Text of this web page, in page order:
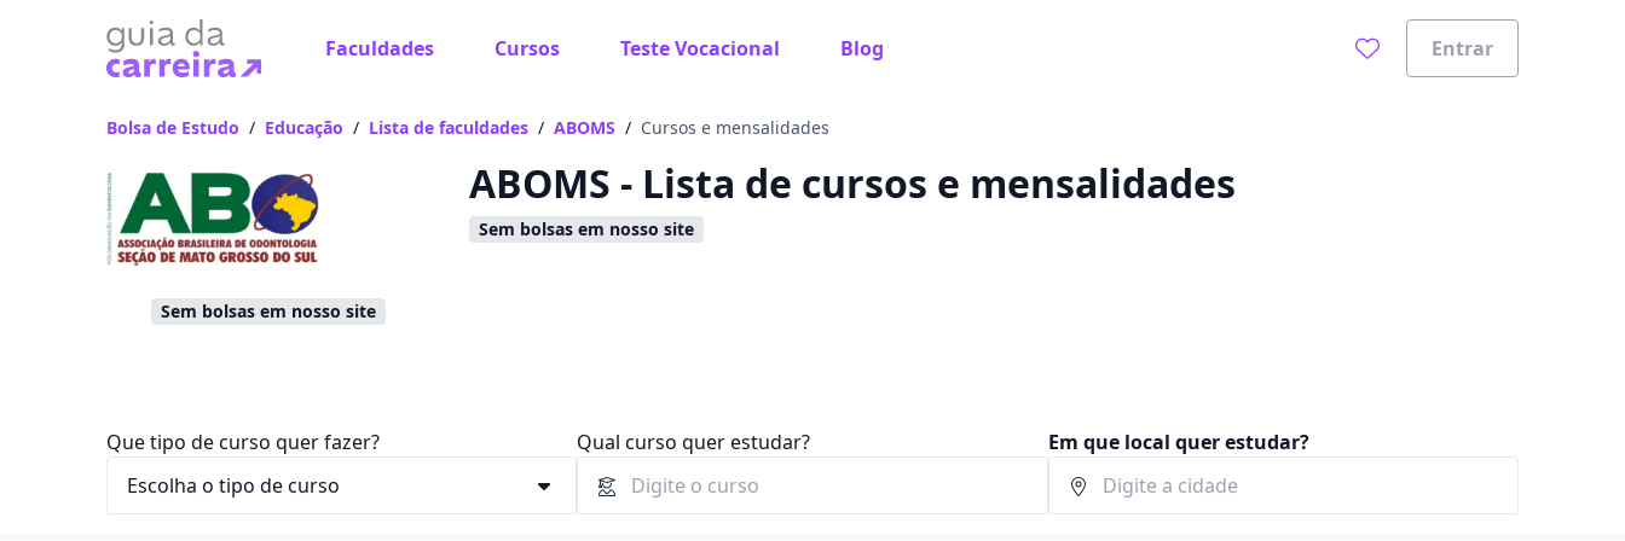
Faculdades Cursos Teste Vocacional Blog Entrar
Vamos te guiar no caminho ideal para seus estudos
Bolsa de Estudo / Educação / Lista de faculdades / ABOMS / Cursos e mensalidades
Sem bolsas em nosso site
ABOMS - Lista de cursos e mensalidades
Sem bolsas em nosso site
Que tipo de curso quer fazer? Qual curso quer estudar? Em que local quer estudar?